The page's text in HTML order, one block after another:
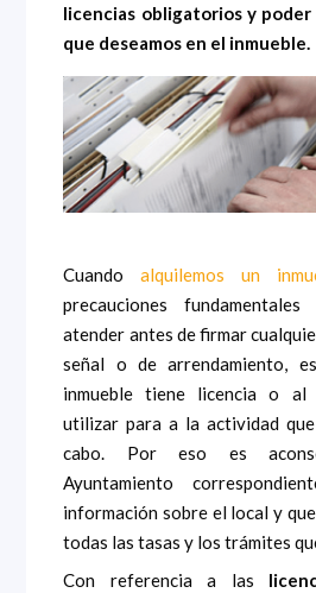
licencias obligatorios y
que deseamos en el inmueble.
Cuandoalquilemos un
precauciones
atender antes de firmar
señal o de arrendamiento,
inmueble tiene licencia o al
utilizar para a la actividad
cabo. Por eso es
Ayuntamiento
información sobre el local y
todas las tasas y los trámites
Con referencia a las